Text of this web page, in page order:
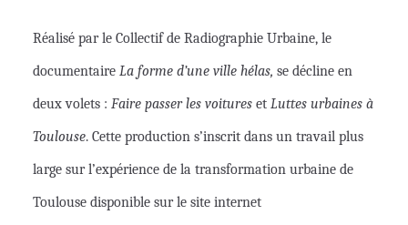
Réalisé par le Collectif de Radiographie Urbaine, le
documentaire La forme d’une ville hélas, se décline en
deux volets : Faire passer les voitures et Luttes urbaines à
Toulouse. Cette production s’inscrit dans un travail plus
large sur l’expérience de la transformation urbaine de
Toulouse disponible sur le site internet